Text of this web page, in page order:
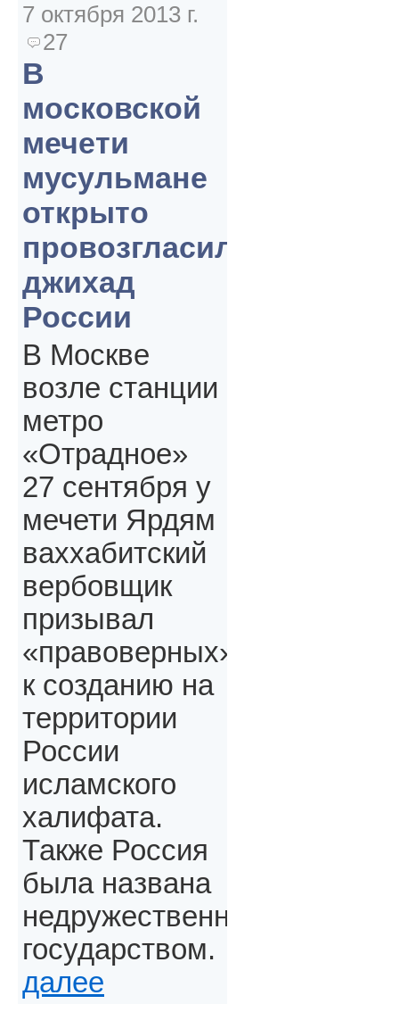
7 октября 2013 г.
27
В
московской
мечети
мусульмане
открыто
провозгласили
джихад
России
В Москве
возле станции
метро
«Отрадное»
27 сентября у
мечети Ярдям
ваххабитский
вербовщик
призывал
«правоверных»,
к созданию на
территории
России
исламского
халифата.
Также Россия
была названа
недружественным
государством.
далее